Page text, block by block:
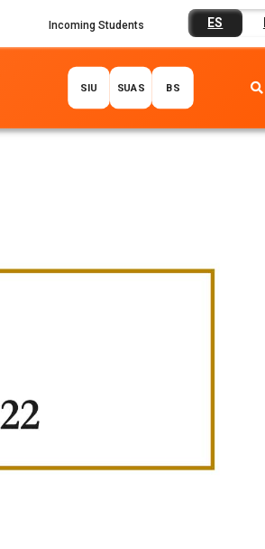
Incoming Students ES
SIU SUAS BS